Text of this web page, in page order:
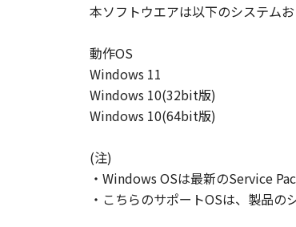
本ソフトウエアは以下のシステム
動作OS
Windows 11
Windows 10(32bit版)
Windows 10(64bit版)
(注)
・Windows OSは最新のService
・こちらのサポートOSは、製品の